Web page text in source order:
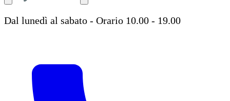
Dal lunedì al sabato - Orario 10.00 - 19.00